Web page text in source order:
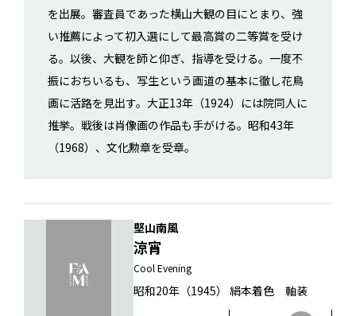
を出展。審査員であった横山大観の目にとまり、強
い推薦によって初入選にして最高賞の二等賞を受け
る。以後、大観を師と仰ぎ、指導を受ける。一度不
振におちいるも、写生という画道の基本に徹し花鳥
画に活路を見出す。大正13年（1924）には院同人に
推挙。戦後は肖像画の作品も手がける。昭和43年
（1968）、文化勲章を受章。
堅山南風
涼宵
Cool Evening
昭和20年（1945） 絹本着色 軸装